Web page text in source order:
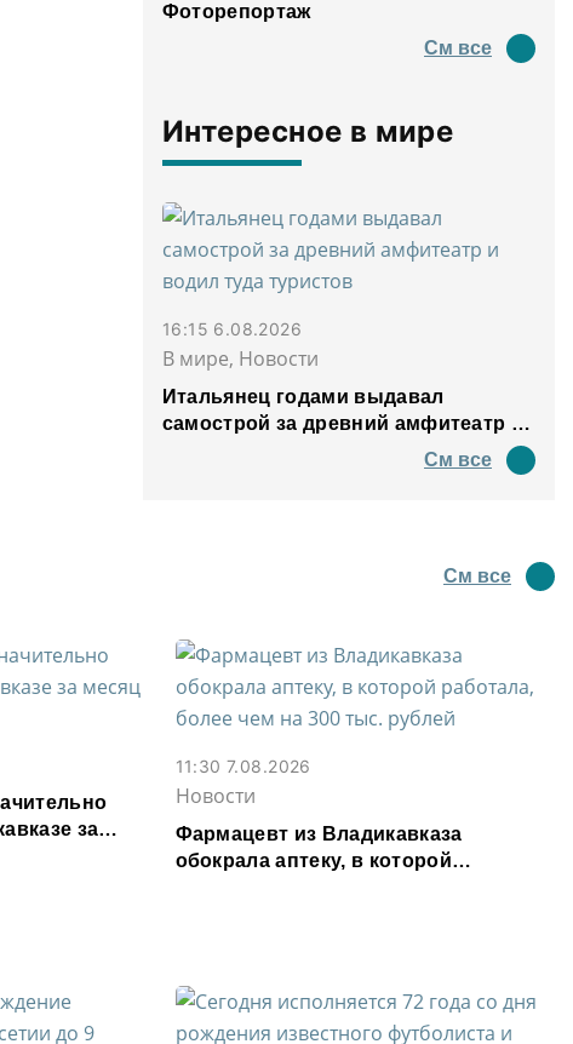
Фоторепортаж
См все
Интересное в мире
16:15 6.08.2026
В мире, Новости
Итальянец годами выдавал
самострой за древний амфитеатр и
См все
См все
за
11:30 7.08.2026
Новости
Фармацевт из Владикавказа
обокрала аптеку, в которой